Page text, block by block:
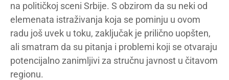
na političkoj sceni Srbije. S obzirom da su neki od
elemenata istraživanja koja se pominju u ovom
radu još uvek u toku, zaključak je prilično uopšten,
ali smatram da su pitanja i problemi koji se otvaraju
potencijalno zanimljivi za stručnu javnost u čitavom
regionu.